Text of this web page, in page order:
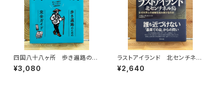
四国八十八ヶ所 歩き遍路のた
めの完全ガイド
¥3,080
ラストアイランド 北センチネル
島 なぜ外界との接触を拒み続
けるのか
¥2,640